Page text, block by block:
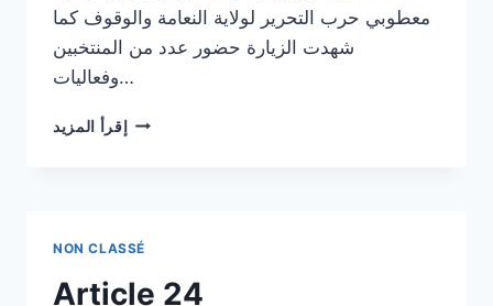
معطوبي حرب التحرير لولاية النعامة والوقوف كما
شهدت الزيارة حضور عدد من المنتخبين
وفعاليات…
إقرأ المزيدARTICLE25
NON CLASSÉ
Article 24